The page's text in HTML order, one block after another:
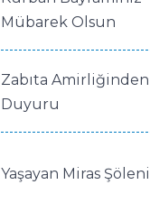
Mübarek Olsun
Zabıta Amirliğinden
Duyuru
Yaşayan Miras Şöleni